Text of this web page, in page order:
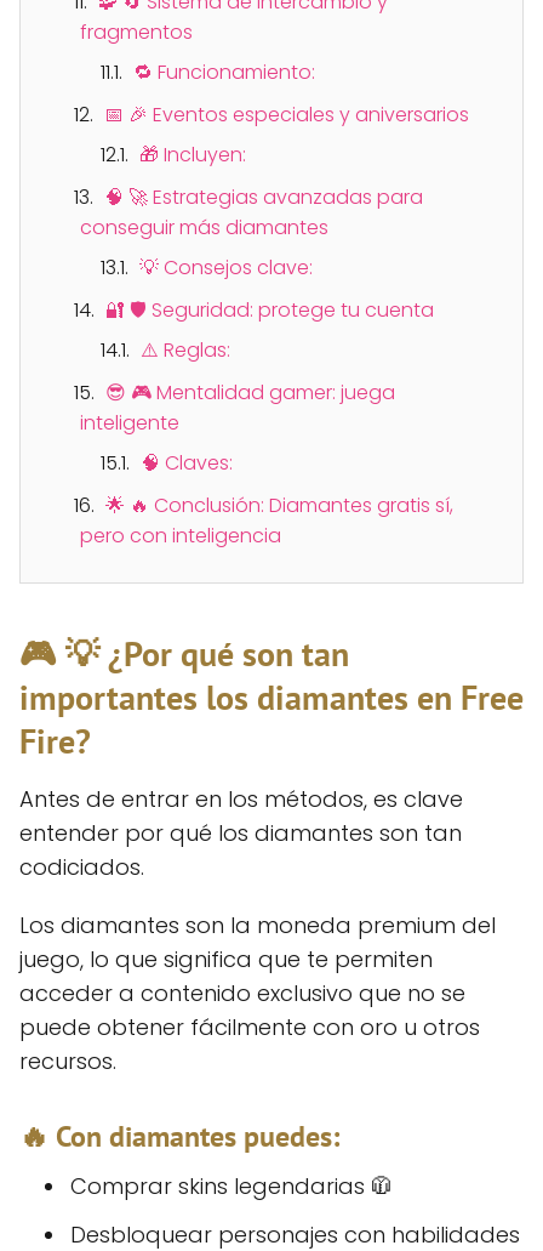
fragmentos
🔁 Funcionamiento:
📅 🎉 Eventos especiales y aniversarios
🎁 Incluyen:
🧠 🚀 Estrategias avanzadas para
conseguir más diamantes
💡 Consejos clave:
🔐 🛡️ Seguridad: protege tu cuenta
⚠️ Reglas:
😎 🎮 Mentalidad gamer: juega
inteligente
🧠 Claves:
🌟 🔥 Conclusión: Diamantes gratis sí,
pero con inteligencia
🎮 💡 ¿Por qué son tan
importantes los diamantes en Free
Fire?
Antes de entrar en los métodos, es clave
entender por qué los diamantes son tan
codiciados.
Los diamantes son la moneda premium del
juego, lo que significa que te permiten
acceder a contenido exclusivo que no se
puede obtener fácilmente con oro u otros
recursos.
🔥 Con diamantes puedes:
Comprar skins legendarias 🧥
Desbloquear personajes con habilidades